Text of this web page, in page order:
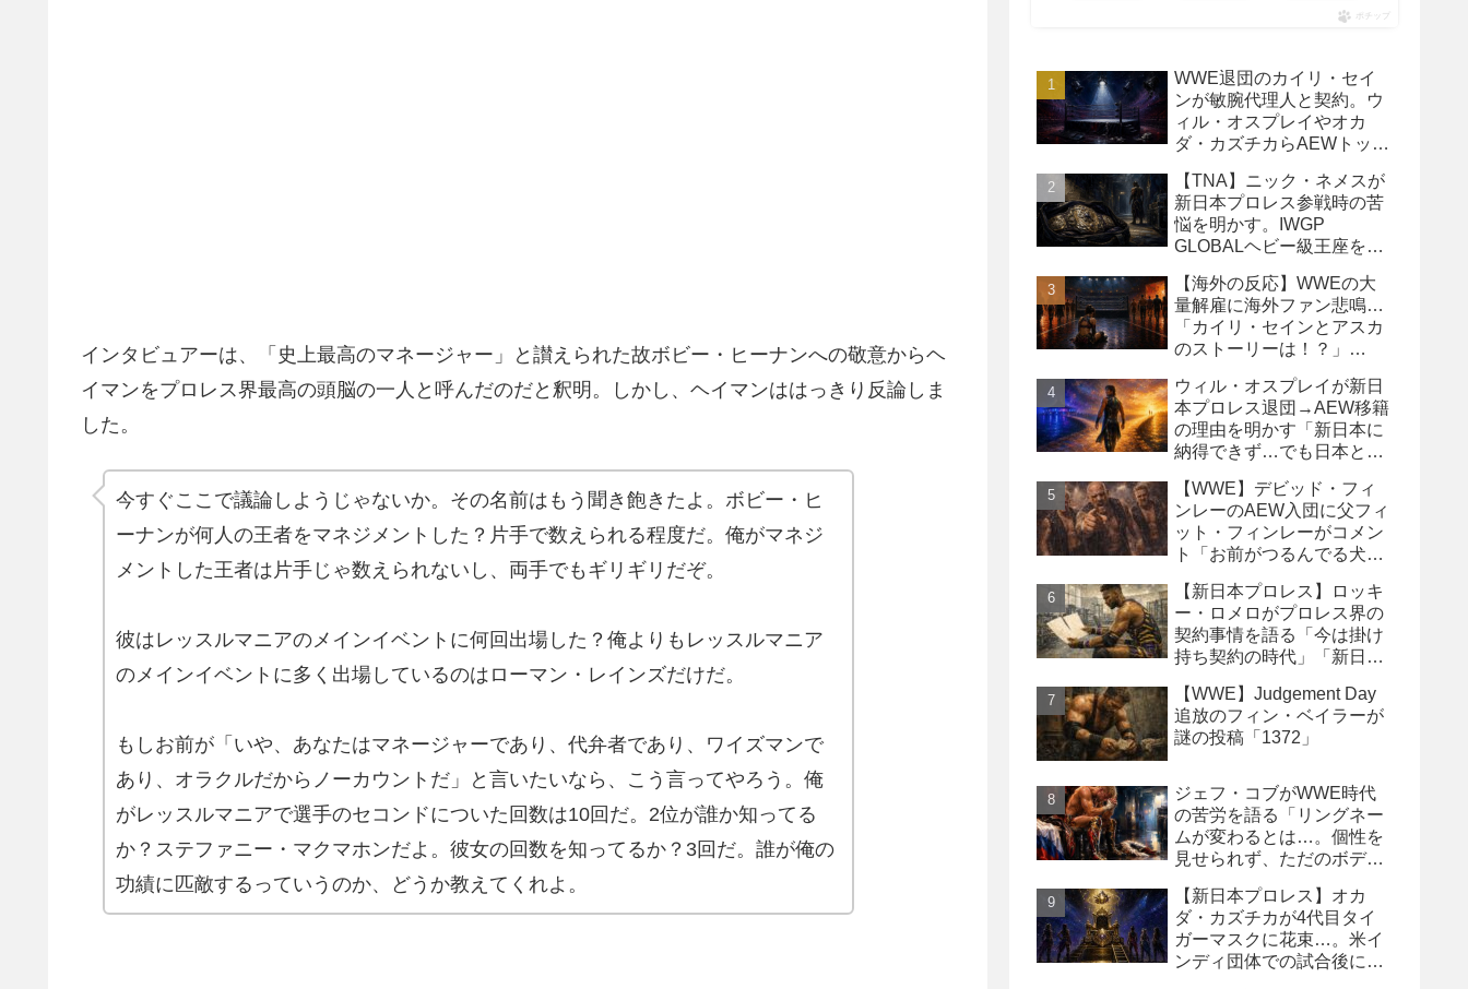
インタビュアーは、「史上最高のマネージャー」と讃えられた故ボビー・ヒーナンへの敬意からヘ
イマンをプロレス界最高の頭脳の一人と呼んだのだと釈明。しかし、ヘイマンははっきり反論しま
した。
今すぐここで議論しようじゃないか。その名前はもう聞き飽きたよ。ボビー・ヒ
ーナンが何人の王者をマネジメントした？片手で数えられる程度だ。俺がマネジ
メントした王者は片手じゃ数えられないし、両手でもギリギリだぞ。
彼はレッスルマニアのメインイベントに何回出場した？俺よりもレッスルマニア
のメインイベントに多く出場しているのはローマン・レインズだけだ。
もしお前が「いや、あなたはマネージャーであり、代弁者であり、ワイズマンで
あり、オラクルだからノーカウントだ」と言いたいなら、こう言ってやろう。俺
がレッスルマニアで選手のセコンドについた回数は10回だ。2位が誰か知ってる
か？ステファニー・マクマホンだよ。彼女の回数を知ってるか？3回だ。誰が俺の
功績に匹敵するっていうのか、どうか教えてくれよ。
ポチップ
WWE退団のカイリ・セイ
ンが敏腕代理人と契約。ウ
ィル・オスプレイやオカ
ダ・カズチカらAEWトップ
【TNA】ニック・ネメスが
新日本プロレス参戦時の苦
悩を明かす。IWGP
GLOBALヘビー級王座を
挫
【海外の反応】WWEの大
量解雇に海外ファン悲鳴…
「カイリ・セインとアスカ
のストーリーは！？」
の犠牲になった」
ウィル・オスプレイが新日
本プロレス退団→AEW移籍
の理由を明かす「新日本に
納得できず…でも日本との
【WWE】デビッド・フィ
ンレーのAEW入団に父フィ
ット・フィンレーがコメン
ト「お前がつるんでる犬連
【新日本プロレス】ロッキ
ー・ロメロがプロレス界の
契約事情を語る「今は掛け
持ち契約の時代」「新日本
るべき」
【WWE】Judgement Day
追放のフィン・ベイラーが
謎の投稿「1372」
ジェフ・コブがWWE時代
の苦労を語る「リングネー
ムが変わるとは…。個性を
見せられず、ただのボディ
【新日本プロレス】オカ
ダ・カズチカが4代目タイ
ガーマスクに花束…。米イ
ンディ団体での試合後にサ